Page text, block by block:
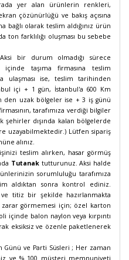
yer alan ürünlerin renkleri,
çözünürlüğü ve bakış açısına
bağlı olarak teslim aldığınız ürün
ton farklılığı oluşması bu sebebe
bir durum olmadığı sürece
taşıma firmasına teslim
ulaşması ise, teslim tarihinden
içi + 1 gün, İstanbul'a 600 Km
den uzak bölgeler ise + 3 iş günü
tarafımıza verdiği bilgiler
dışında kalan bölgelerde
uzayabilmektedir.) Lütfen sipariş
alınız.
teslim alırken, hasar görmüş
Tutanak tutturunuz. Aksi halde
sorumluluğu tarafımıza
aldıktan sonra kontrol ediniz.
ve titiz bir şekilde hazırlanmakta
zarar görmemesi için; özel karton
içinde balon naylon veya kırpıntı
eksiksiz ve özenle paketlenerek
Günü ve Parti Süsleri ; Her zaman
ve % 100 müşteri memnuniyeti